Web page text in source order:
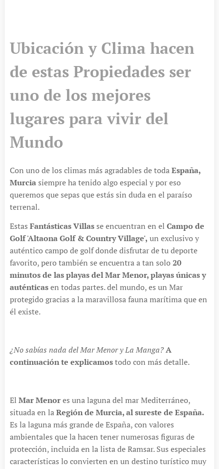
Ubicación y Clima hacen
de estas Propiedades ser
uno de los mejores
lugares para vivir del
Mundo
Con uno de los climas más agradables de todaEspaña,
Murcia siempre ha tenido algo especial y por eso
queremos que sepas que estás sin duda en el paraíso
terrenal.
Estas Fantásticas Villas se encuentran en el Campo de
Golf 'Altaona Golf & Country Village', un exclusivo y
auténtico campo de golf donde disfrutar de tu deporte
favorito, pero también se encuentra a tan solo 20
minutos de las playas del Mar Menor, playas únicas y
auténticasen todas partes. del mundo, es un Mar
protegido gracias a la maravillosa fauna marítima que en
él existe.
¿No sabías nada del Mar Menor y La Manga?A
continuación te explicamostodo con más detalle.
El Mar Menor​es una laguna del mar Mediterráneo,
situada en laRegión de Murcia, al sureste de España.
Es la laguna más grande de España, con valores
ambientales que la hacen tener numerosas figuras de
protección, incluida en la lista de Ramsar. Sus especiales
características lo convierten en un destino turístico muy